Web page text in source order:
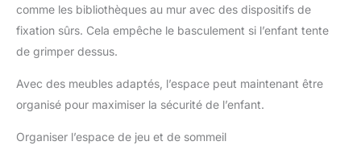
comme les bibliothèques au mur avec des dispositifs de
fixation sûrs. Cela empêche le basculement si l’enfant tente
de grimper dessus.
Avec des meubles adaptés, l’espace peut maintenant être
organisé pour maximiser la sécurité de l’enfant.
Organiser l’espace de jeu et de sommeil